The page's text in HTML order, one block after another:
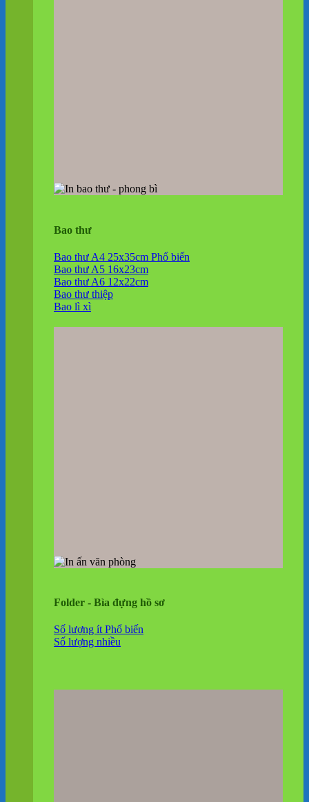
Bao thư
Bao thư A4 25x35cm
Bao thư A5 16x23cm
Bao thư A6 12x22cm
Bao thư thiệp
Bao lì xì
Folder - Bìa đựng hồ sơ
Số lượng ít
Số lượng nhiều